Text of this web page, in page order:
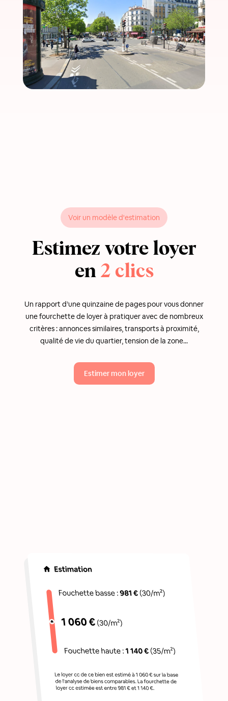
Voir un modèle d'estimation
Estimez votre loyer
en 2 clics
Un rapport d’une quinzaine de pages pour vous donner
une fourchette de loyer à pratiquer avec de nombreux
critères : annonces similaires, transports à proximité,
qualité de vie du quartier, tension de la zone...
Estimer mon loyer